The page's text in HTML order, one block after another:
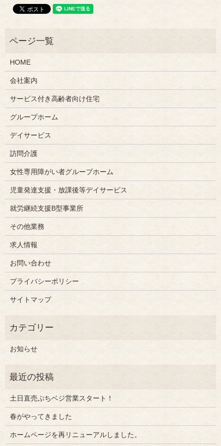
HOME
会社案内
サービス付き高齢者向け住宅
グループホーム
デイサービス
訪問介護
女性専用障がい者グループホーム
児童発達支援・放課後等デイサービス
就労継続支援B型事業所
その他業務
求人情報
お問い合わせ
プライバシーポリシー
サイトマップ
お知らせ
土日直売ぷちベジ営業スタート！
春がやってきました
ホームページを再リニューアルしました。